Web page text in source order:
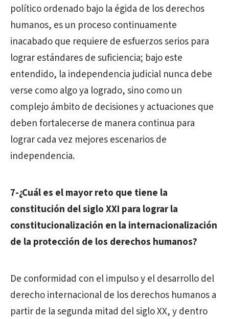
político ordenado bajo la égida de los derechos
humanos, es un proceso continuamente
inacabado que requiere de esfuerzos serios para
lograr estándares de suficiencia; bajo este
entendido, la independencia judicial nunca debe
verse como algo ya logrado, sino como un
complejo ámbito de decisiones y actuaciones que
deben fortalecerse de manera continua para
lograr cada vez mejores escenarios de
independencia.
7-¿Cuál es el mayor reto que tiene la
constitución del siglo XXI para lograr la
constitucionalización en la internacionalización
de la protección de los derechos humanos?
De conformidad con el impulso y el desarrollo del
derecho internacional de los derechos humanos a
partir de la segunda mitad del siglo XX, y dentro